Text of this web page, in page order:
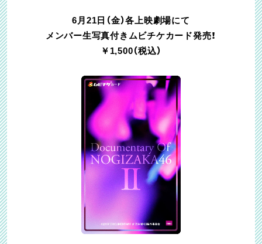
6月21日（金）各上映劇場にて
メンバー生写真付きムビチケカード発売！
￥1,500（税込）